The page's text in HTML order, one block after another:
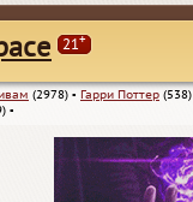
21+
(2978) ▪ Гарри Поттер (538)
▪